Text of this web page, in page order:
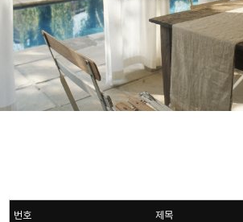
번호 제목